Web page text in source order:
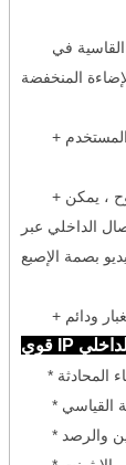
المنخفضة
+ باستخدام الكاميرا عالية الوضوح ، والتي تظهر بوضوح ، يمكن
الداخلي عبر
بصمة الإصبع
ودائم
قوي IP الداخلي
المحادثة
والرصد